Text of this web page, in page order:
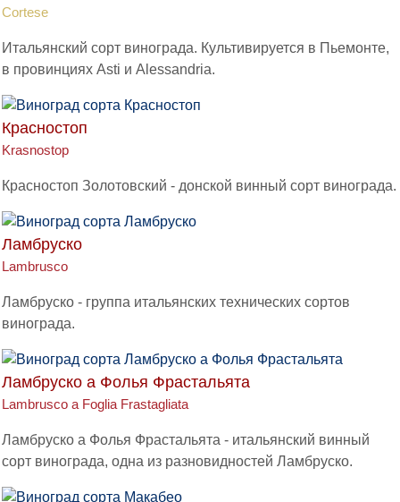
Cortese
Итальянский сорт винограда. Культивируется в Пьемонте,
в провинциях Asti и Alessandria.
Красностоп
Krasnostop
Красностоп Золотовский - донской винный сорт винограда.
Ламбруско
Lambrusco
Ламбруско - группа итальянских технических сортов
винограда.
Ламбруско а Фолья Фрастальята
Lambrusco a Foglia Frastagliata
Ламбруско а Фолья Фрастальята - итальянский винный
сорт винограда, одна из разновидностей Ламбруско.